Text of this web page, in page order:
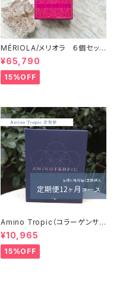
MÉRIOLA/メリオラ ６個セッ
ト 【15%OFF】【送料無料】
¥65,790
15%OFF
Amino Tropic（コラーゲンサ
ポート）定期便（12か月コース）
【送料無料】
¥10,965
15%OFF